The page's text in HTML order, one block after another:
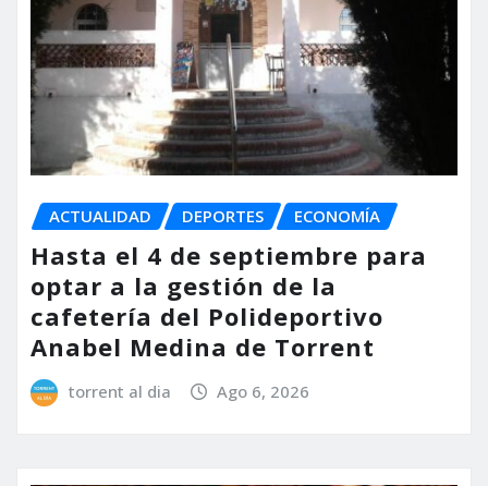
ACTUALIDAD DEPORTES ECONOMÍA
Hasta el 4 de septiembre para
optar a la gestión de la
cafetería del Polideportivo
Anabel Medina de Torrent
torrent al dia Ago 6, 2026